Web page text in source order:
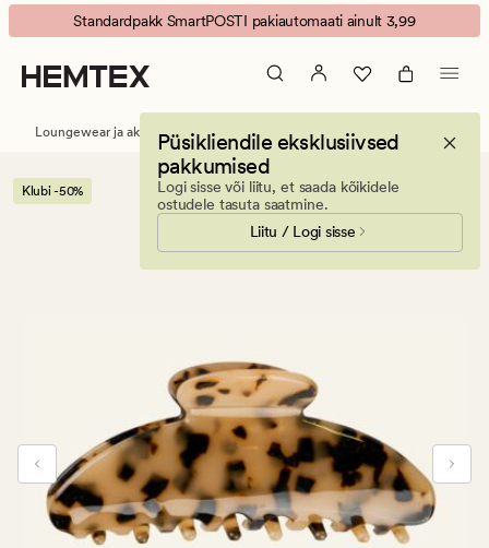
Lis
big
juukseklamber
hele
Animated
banner.
Press
ESCAPE
Standardpakk SmartPOSTI pakiautomaati ainult 3,99
Püsikliendile eksklusiivsed
pakkumised
Logi sisse või liitu, et saada kõikidele
ostudele tasuta saatmine.
Liitu / Logi sisse
Loungewear ja aksessuaarid Juukseaksessuaarid
Klubi -50%